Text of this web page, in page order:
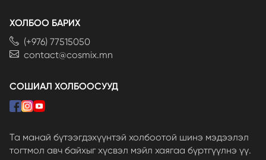
ХОЛБОО БАРИХ
(+976) 77515050
contact@cosmix.mn
СОШИАЛ ХОЛБООСУУД
Та манай бүтээгдэхүүнтэй холбоотой шинэ мэдээлэл
тогтмол авч байхыг хүсвэл мэйл хаягаа бүртгүүлнэ үү.